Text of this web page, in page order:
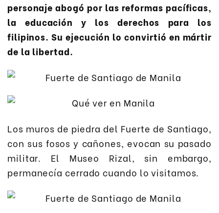
personaje abogó por las reformas pacíficas,
la educación y los derechos para los
filipinos. Su ejecución lo convirtió en mártir
de la libertad.
Los muros de piedra del Fuerte de Santiago,
con sus fosos y cañones, evocan su pasado
militar. El Museo Rizal, sin embargo,
permanecía cerrado cuando lo visitamos.